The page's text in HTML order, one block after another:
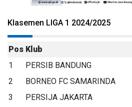
Klasemen LIGA 1 2024/2025
Pos Klub
1
PERSIB BANDUNG
2
BORNEO FC SAMARINDA
3
PERSIJA JAKARTA